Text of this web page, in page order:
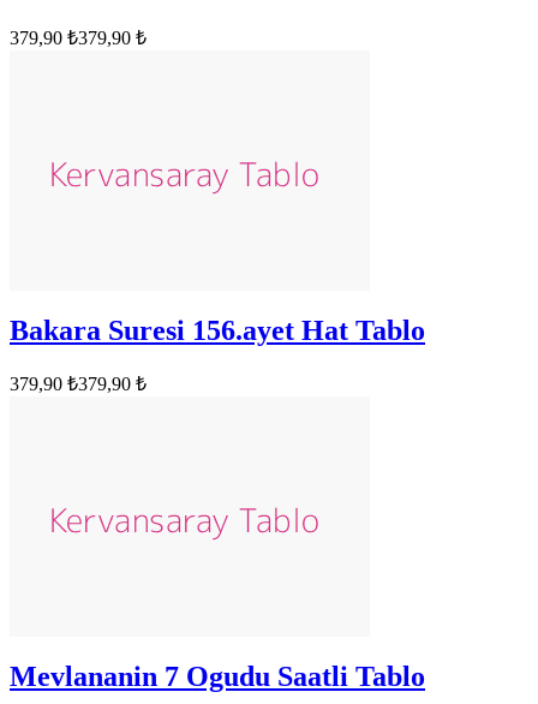
379,90 ₺379,90 ₺
Bakara Suresi 156.ayet Hat Tablo
379,90 ₺379,90 ₺
Mevlananin 7 Ogudu Saatli Tablo